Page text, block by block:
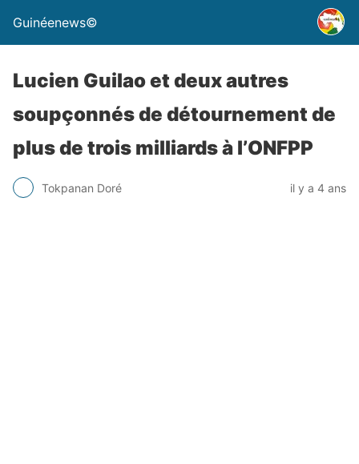
Guinéenews©
Lucien Guilao et deux autres
soupçonnés de détournement de
plus de trois milliards à l’ONFPP
Tokpanan Doré il y a 4 ans